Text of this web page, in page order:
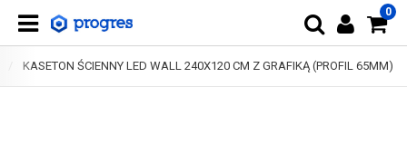
0
KASETON ŚCIENNY LED WALL 240X120 CM Z GRAFIKĄ (PROFIL 65MM)